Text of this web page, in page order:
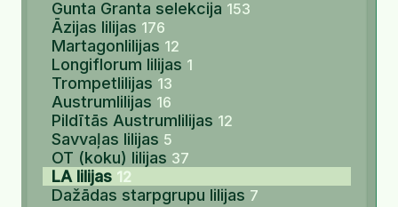
Gunta Granta selekcija 153
Āzijas lilijas 176
Martagonlilijas 12
Longiflorum lilijas 1
Trompetlilijas 13
Austrumlilijas 16
Pildītās Austrumlilijas 12
Savvaļas lilijas 5
OT (koku) lilijas 37
LA lilijas 12
Dažādas starpgrupu lilijas 7